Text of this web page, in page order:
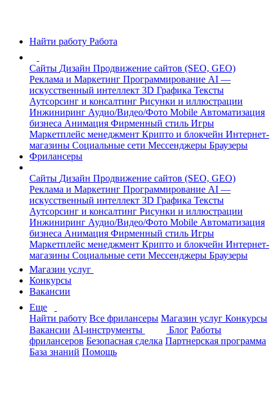
Найти работу Работа
Сайты Дизайн Продвижение сайтов (SEO, GEO)
Реклама и Маркетинг Программирование AI —
искусственный интеллект 3D Графика Тексты
Аутсорсинг и консалтинг Рисунки и иллюстрации
Инжиниринг Аудио/Видео/Фото Mobile Автоматизация
бизнеса Анимация Фирменный стиль Игры
Маркетплейс менеджмент Крипто и блокчейн Интернет-
магазины Социальные сети Мессенджеры Браузеры
Фрилансеры
Сайты Дизайн Продвижение сайтов (SEO, GEO)
Реклама и Маркетинг Программирование AI —
искусственный интеллект 3D Графика Тексты
Аутсорсинг и консалтинг Рисунки и иллюстрации
Инжиниринг Аудио/Видео/Фото Mobile Автоматизация
бизнеса Анимация Фирменный стиль Игры
Маркетплейс менеджмент Крипто и блокчейн Интернет-
магазины Социальные сети Мессенджеры Браузеры
Магазин услуг
Конкурсы
Вакансии
Еще
Найти работу Все фрилансеры Магазин услуг Конкурсы
Вакансии AI-инструменты Блог Работы
фрилансеров Безопасная сделка Партнерская программа
База знаний Помощь